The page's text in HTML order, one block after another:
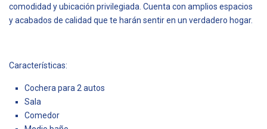
comodidad y ubicación privilegiada. Cuenta con amplios espacios
y acabados de calidad que te harán sentir en un verdadero hogar.
Características:
Cochera para 2 autos
Sala
Comedor